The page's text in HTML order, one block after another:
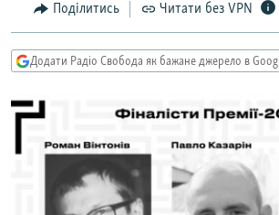
навігації
Перейти
до
ЕКОНОМІКА
КУЛЬТУРА
СПОРТ
УКРАЇНА
РОСІЙСЬКА «ФІЛЬТРАЦІЯ»
КРИМ.РЕАЛІЇ
ТИ ЯК?
СХЕМИ
КИТАЙ.ВИКЛИКИ
МУЛЬТИМЕДІА
Поділитись Читати без VPN
Додати Радіо Свобода як бажане джерело в